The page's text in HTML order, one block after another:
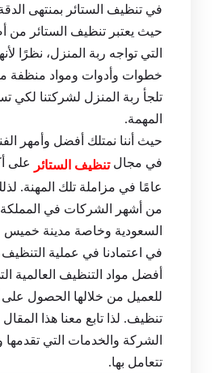
في تنظيف الستائر بمنتهى الدقة
حيث يعتبر تنظيف الستائر من
التي تواجه ربة المنزل، نظرًا
خطوات وأدوات ومواد منظفة
تلجأ ربة المنزل لشركتنا لكي
المهمة.
حيث أننا نمتلك أفضل وأمهر
في مجالتنظيف الستائر
عامًا في مزاملة تلك المهنة.
من أشهر الشركات في المملكة
السعودية وخاصة مدينة
في اعتمادنا في عملية
أفضل مواد التنظيف العالمية
للعميل من خلالها الحصول
تنظيف. لذا تابع معنا هذا
الشركة والخدمات التي تقدمها
تتعامل بها.